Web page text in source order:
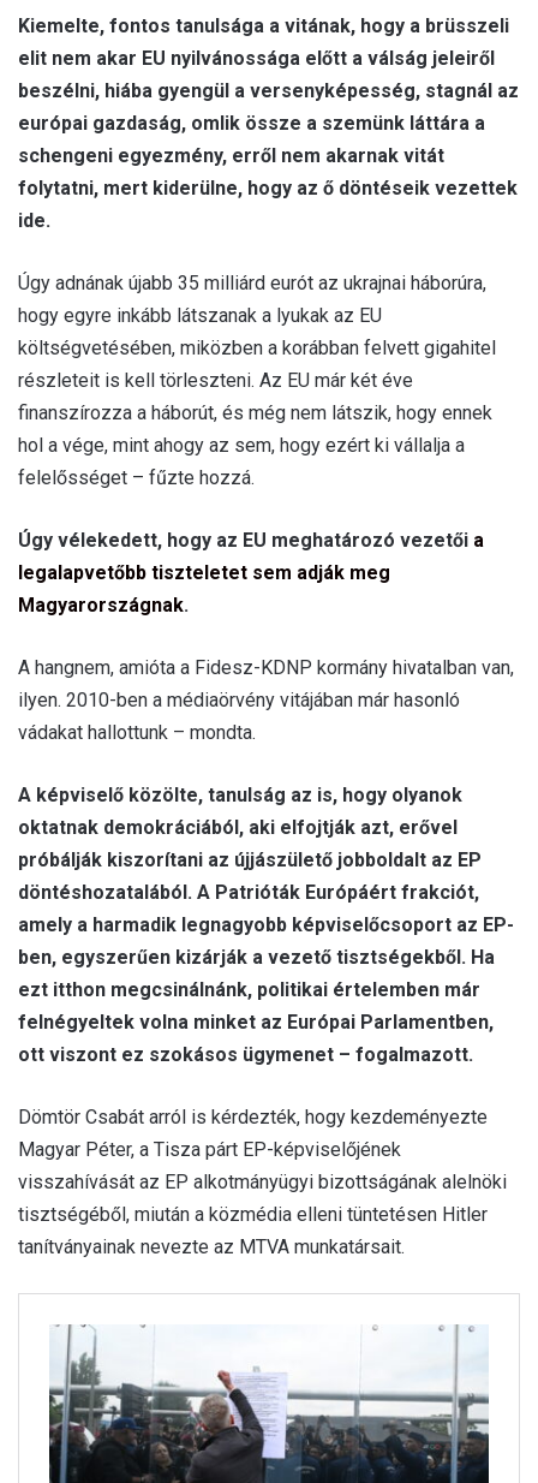
Kiemelte, fontos tanulsága a vitának, hogy a brüsszeli
elit nem akar EU nyilvánossága előtt a válság jeleiről
beszélni, hiába gyengül a versenyképesség, stagnál az
európai gazdaság, omlik össze a szemünk láttára a
schengeni egyezmény, erről nem akarnak vitát
folytatni, mert kiderülne, hogy az ő döntéseik vezettek
ide.
Úgy adnának újabb 35 milliárd eurót az ukrajnai háborúra,
hogy egyre inkább látszanak a lyukak az EU
költségvetésében, miközben a korábban felvett gigahitel
részleteit is kell törleszteni. Az EU már két éve
finanszírozza a háborút, és még nem látszik, hogy ennek
hol a vége, mint ahogy az sem, hogy ezért ki vállalja a
felelősséget – fűzte hozzá.
Úgy vélekedett, hogy az EU meghatározó vezetői a
legalapvetőbb tiszteletet sem adják meg
Magyarországnak.
A hangnem, amióta a Fidesz-KDNP kormány hivatalban van,
ilyen. 2010-ben a médiaörvény vitájában már hasonló
vádakat hallottunk – mondta.
A képviselő közölte, tanulság az is, hogy olyanok
oktatnak demokráciából, aki elfojtják azt, erővel
próbálják kiszorítani az újjászülető jobboldalt az EP
döntéshozatalából. A Patrióták Európáért frakciót,
amely a harmadik legnagyobb képviselőcsoport az EP-
ben, egyszerűen kizárják a vezető tisztségekből. Ha
ezt itthon megcsinálnánk, politikai értelemben már
felnégyeltek volna minket az Európai Parlamentben,
ott viszont ez szokásos ügymenet – fogalmazott.
Dömtör Csabát arról is kérdezték, hogy kezdeményezte
Magyar Péter, a Tisza párt EP-képviselőjének
visszahívását az EP alkotmányügyi bizottságának alelnöki
tisztségéből, miután a közmédia elleni tüntetésen Hitler
tanítványainak nevezte az MTVA munkatársait.